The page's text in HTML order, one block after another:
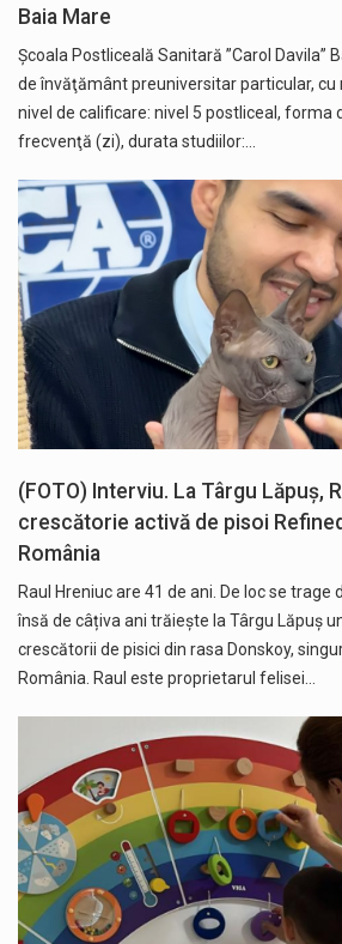
Baia Mare
Şcoala Postliceală Sanitară ”Carol Davila”
de învăţământ preuniversitar particular,
nivel de calificare: nivel 5 postliceal, forma
frecvenţă (zi), durata studiilor:…
(FOTO) Interviu. La Târgu Lăpuș,
crescătorie activă de pisoi
România
Raul Hreniuc are 41 de ani. De loc se
însă de câțiva ani trăiește la Târgu Lăpuș
crescătorii de pisici din rasa Donskoy,
România. Raul este proprietarul felisei…